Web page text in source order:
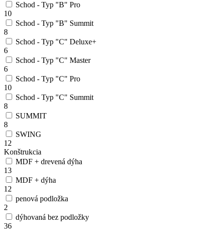
Schod - Typ "B" Pro
10
Schod - Typ "B" Summit
8
Schod - Typ "C" Deluxe+
6
Schod - Typ "C" Master
6
Schod - Typ "C" Pro
10
Schod - Typ "C" Summit
8
SUMMIT
8
SWING
12
Konštrukcia
MDF + drevená dýha
13
MDF + dýha
12
penová podložka
2
dýhovaná bez podložky
36